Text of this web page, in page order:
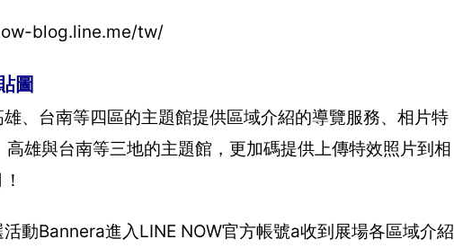
blog.line.me/tw/
圖
、台南等四區的主題館提供區域介紹的導覽服務、相片特
雄與台南等三地的主題館，更加碼提供上傳特效照片到相
動Bannera進入LINE NOW官方帳號a收到展場各區域介紹